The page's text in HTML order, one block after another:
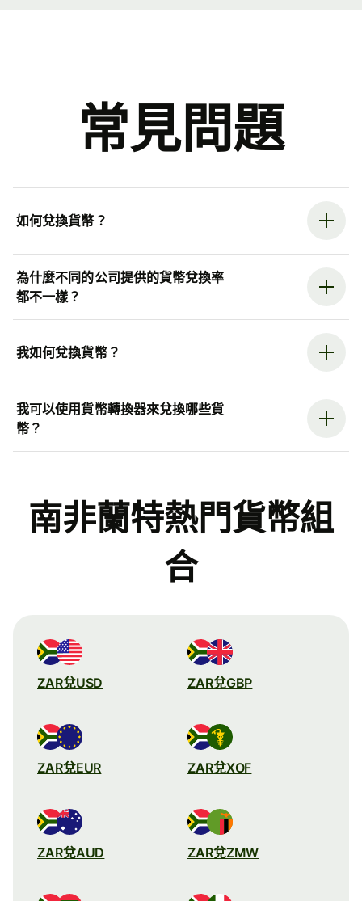
常見問題
如何兌換貨幣？
為什麼不同的公司提供的貨幣兌換率
都不一樣？
我如何兌換貨幣？
我可以使用貨幣轉換器來兌換哪些貨
幣？
南非蘭特熱門貨幣組
合
ZAR兌USD ZAR兌GBP
ZAR兌EUR ZAR兌XOF
ZAR兌AUD ZAR兌ZMW